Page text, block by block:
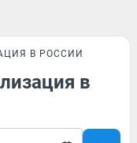
В РОССИИ
в